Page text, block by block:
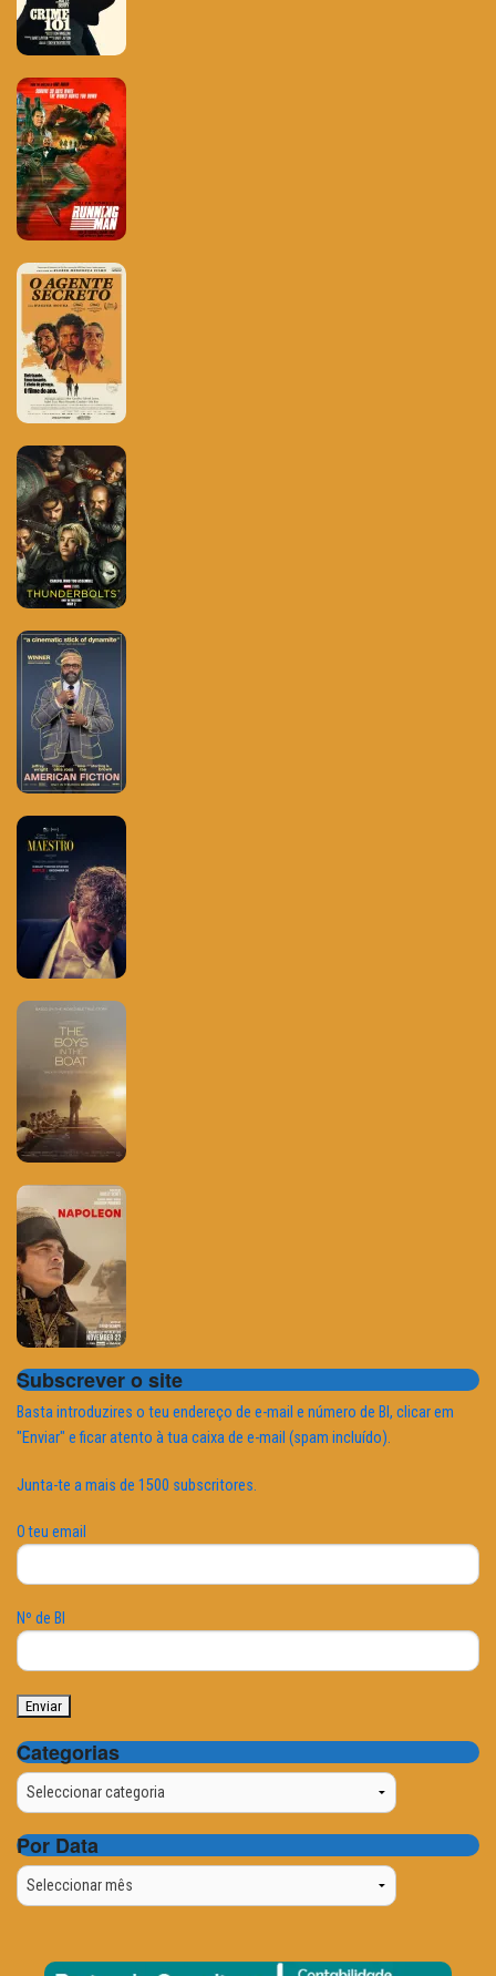
Subscrever o site
Basta introduzires o teu endereço de e-mail e número de BI, clicar em
"Enviar" e ficar atento à tua caixa de e-mail (spam incluído).
Junta-te a mais de 1500 subscritores.
O teu email
Nº de BI
Categorias
Categorias
Por Data
Por
Data